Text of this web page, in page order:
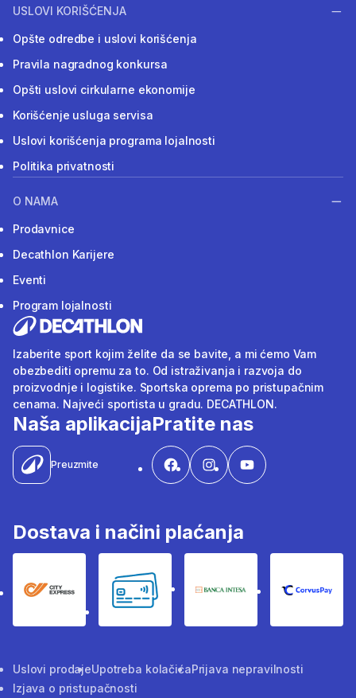
USLOVI KORIŠĆENJA
Opšte odredbe i uslovi korišćenja
Pravila nagradnog konkursa
Opšti uslovi cirkularne ekonomije
Korišćenje usluga servisa
Uslovi korišćenja programa lojalnosti
Politika privatnosti
O NAMA
Prodavnice
Decathlon Karijere
Eventi
Program lojalnosti
Izaberite sport kojim želite da se bavite, a mi ćemo Vam
obezbediti opremu za to. Od istraživanja i razvoja do
proizvodnje i logistike. Sportska oprema po pristupačnim
cenama. Najveći sportista u gradu. DECATHLON.
Naša aplikacija
Preuzmite
Pratite nas
Dostava i načini plaćanja
City Express Bankovne karticeBanka Intesa
Uslovi prodajeUpotreba kolačićaPrijava nepravilnosti
Izjava o pristupačnosti